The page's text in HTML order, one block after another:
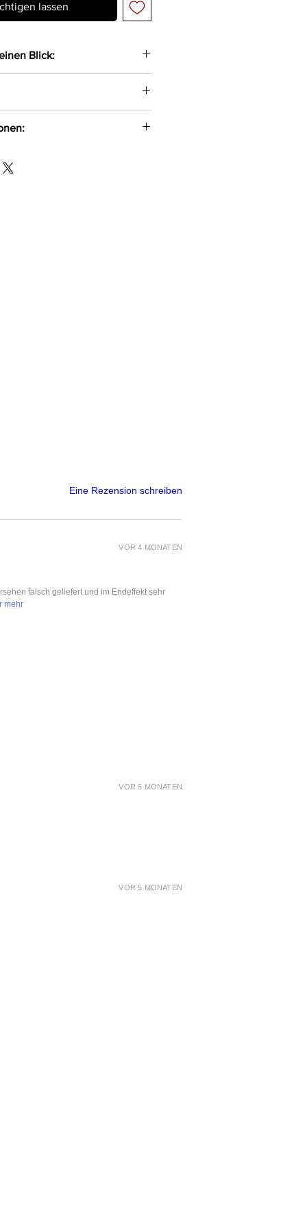
lassen
Blick:
zarter Spitze, weichem Tüll
Material
aus durchsichtigem Tüll
info@beautynight.pl
Eine Rezension schreiben
VOR 4 MONATEN
falsch geliefert und im Endeffekt sehr
mehr
VOR 5 MONATEN
VOR 5 MONATEN